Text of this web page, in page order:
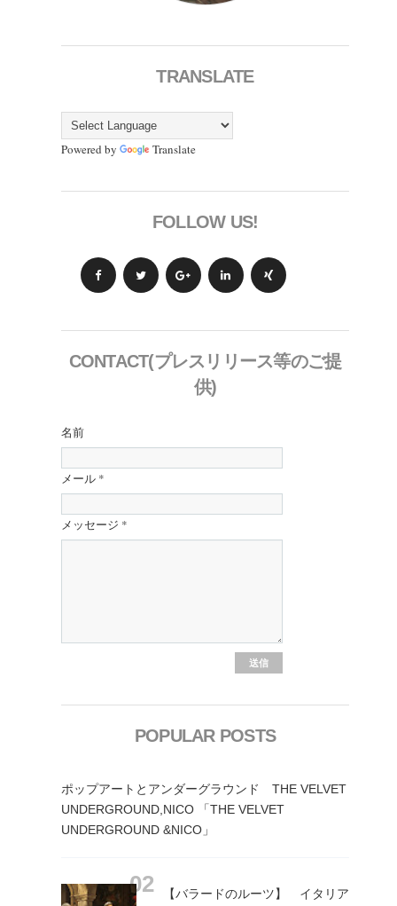
TRANSLATE
Powered by Translate
FOLLOW US!
CONTACT(プレスリリース等のご提
供)
名前
メール *
メッセージ *
POPULAR POSTS
ポップアートとアンダーグラウンド THE VELVET
UNDERGROUND,NICO 「THE VELVET
UNDERGROUND &NICO」
【バラードのルーツ】 イタリア